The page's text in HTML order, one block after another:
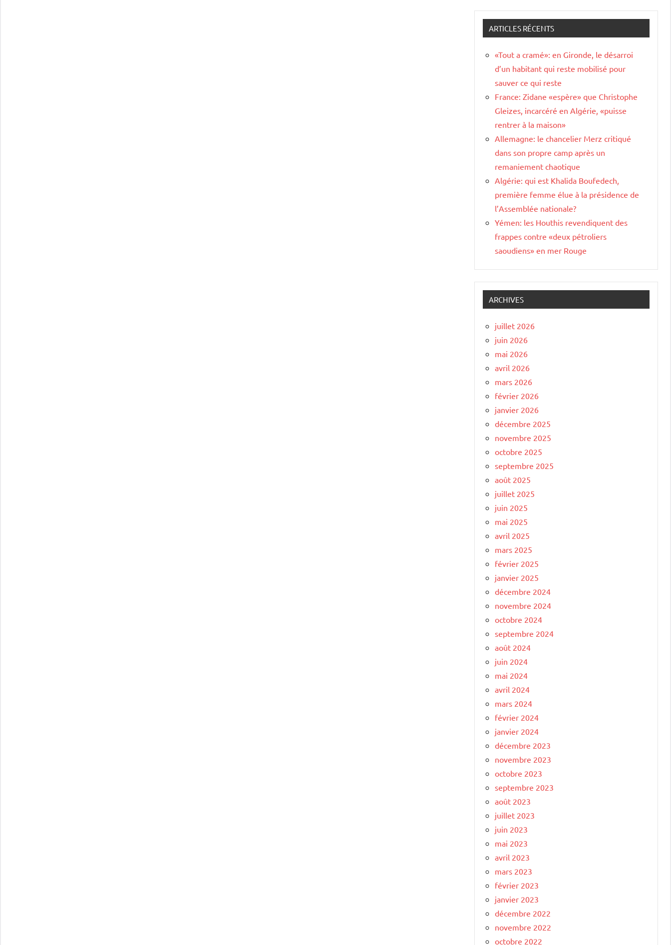
ARTICLES RÉCENTS
«Tout a cramé»: en Gironde, le désarroi
d’un habitant qui reste mobilisé pour
sauver ce qui reste
France: Zidane «espère» que Christophe
Gleizes, incarcéré en Algérie, «puisse
rentrer à la maison»
Allemagne: le chancelier Merz critiqué
dans son propre camp après un
remaniement chaotique
Algérie: qui est Khalida Boufedech,
première femme élue à la présidence de
l’Assemblée nationale?
Yémen: les Houthis revendiquent des
frappes contre «deux pétroliers
saoudiens» en mer Rouge
ARCHIVES
juillet 2026
juin 2026
mai 2026
avril 2026
mars 2026
février 2026
janvier 2026
décembre 2025
novembre 2025
octobre 2025
septembre 2025
août 2025
juillet 2025
juin 2025
mai 2025
avril 2025
mars 2025
février 2025
janvier 2025
décembre 2024
novembre 2024
octobre 2024
septembre 2024
août 2024
juin 2024
mai 2024
avril 2024
mars 2024
février 2024
janvier 2024
décembre 2023
novembre 2023
octobre 2023
septembre 2023
août 2023
juillet 2023
juin 2023
mai 2023
avril 2023
mars 2023
février 2023
janvier 2023
décembre 2022
novembre 2022
octobre 2022